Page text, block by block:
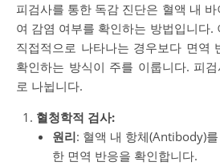
피검사를 통한 독감 진단은 혈액 내
여 감염 여부를 확인하는 방법입니다.
직접적으로 나타나는 경우보다 면역
확인하는 방식이 주를 이룹니다. 피
로 나뉩니다.
혈청학적 검사:
원리: 혈액 내 항체(Antibody)
한 면역 반응을 확인합니다.